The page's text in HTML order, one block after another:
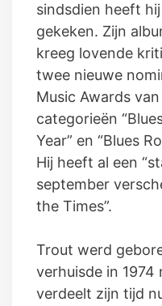
sindsdien heeft
gekeken. Zijn
kreeg lovende
twee nieuwe
Music Awards
categorieën
Year” en “Blues
Hij heeft al een
september
the Times”.
Trout werd
verhuisde in 1974
verdeelt zijn tijd